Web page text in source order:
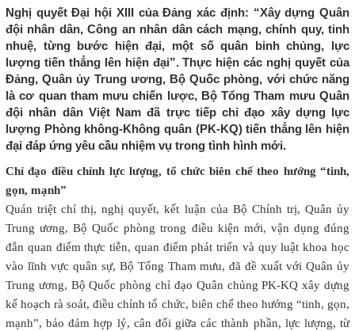
Nghị quyết Đại hội XIII của Đảng xác định: “Xây dựng Quân
đội nhân dân, Công an nhân dân cách mạng, chính quy, tinh
nhuệ, từng bước hiện đại, một số quân binh chủng, lực
lượng tiến thẳng lên hiện đại”. Thực hiện các nghị quyết của
Đảng, Quân ủy Trung ương, Bộ Quốc phòng, với chức năng
là cơ quan tham mưu chiến lược, Bộ Tổng Tham mưu Quân
đội nhân dân Việt Nam đã trực tiếp chỉ đạo xây dựng lực
lượng Phòng không-Không quân (PK-KQ) tiến thẳng lên hiện
đại đáp ứng yêu cầu nhiệm vụ trong tình hình mới.
Chỉ đạo điều chỉnh lực lượng, tổ chức biên chế theo hướng “tinh,
gọn, mạnh”
Quán triệt chỉ thị, nghị quyết, kết luận của Bộ Chính trị, Quân ủy
Trung ương, Bộ Quốc phòng trong điều kiện mới, vận dụng đúng
đắn quan điểm thực tiễn, quan điểm phát triển và quy luật khoa học
vào lĩnh vực quân sự, Bộ Tổng Tham mưu, đã đề xuất với Quân ủy
Trung ương, Bộ Quốc phòng chỉ đạo Quân chủng PK-KQ xây dựng
kế hoạch rà soát, điều chỉnh tổ chức, biên chế theo hướng “tinh, gọn,
mạnh”, bảo đảm hợp lý, cân đối giữa các thành phần, lực lượng, từ